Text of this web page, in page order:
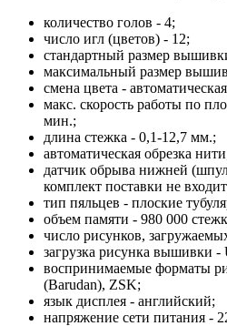
количество голов - 4;
число игл (цветов) - 12;
стандартный размер
максимальный размер
смена цвета -
макс. скорость работы по
мин.;
длина стежка - 0,1-12,7 мм.;
автоматическая обрезка
датчик обрыва нижней
комплект поставки не
тип пяльцев - плоские
объем памяти - 980 000
число рисунков,
загрузка рисунка вышивки -
воспринимаемые форматы
(Barudan), ZSK;
язык дисплея - английский;
напряжение сети питания -